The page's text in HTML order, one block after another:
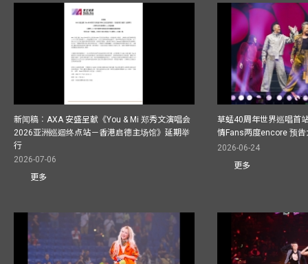
新闻稿︰AXA 安盛呈献《You & Mi 郑秀文演唱会
2026亚洲巡迴终点站－香港启德主场馆》延期举
行
2026-07-06
更多
草蜢40周年世界巡唱首
情Fans两度encore 预
2026-06-24
更多